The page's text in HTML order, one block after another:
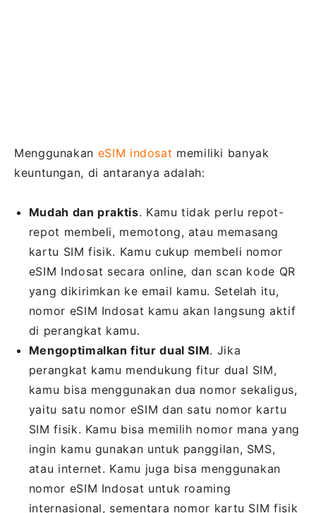
Menggunakan eSIM indosat memiliki banyak
keuntungan, di antaranya adalah:
Mudah dan praktis. Kamu tidak perlu repot-
repot membeli, memotong, atau memasang
kartu SIM fisik. Kamu cukup membeli nomor
eSIM Indosat secara online, dan scan kode QR
yang dikirimkan ke email kamu. Setelah itu,
nomor eSIM Indosat kamu akan langsung aktif
di perangkat kamu.
Mengoptimalkan fitur dual SIM. Jika
perangkat kamu mendukung fitur dual SIM,
kamu bisa menggunakan dua nomor sekaligus,
yaitu satu nomor eSIM dan satu nomor kartu
SIM fisik. Kamu bisa memilih nomor mana yang
ingin kamu gunakan untuk panggilan, SMS,
atau internet. Kamu juga bisa menggunakan
nomor eSIM Indosat untuk roaming
internasional, sementara nomor kartu SIM fisik